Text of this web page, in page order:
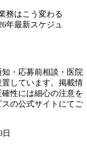
知・応募前相談・医院
しています。掲載情
性には細心の注意を
の公式サイトにてご